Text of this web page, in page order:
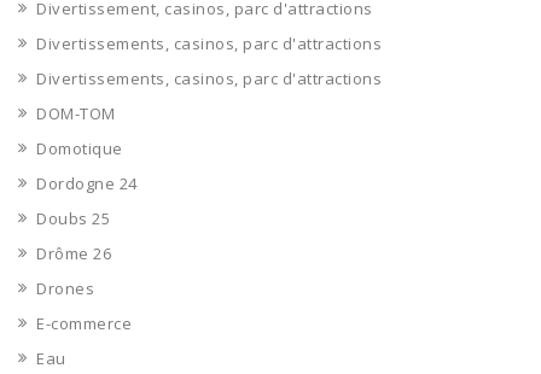
Divertissement, casinos, parc d'attractions
Divertissements, casinos, parc d'attractions
Divertissements, casinos, parc d'attractions
DOM-TOM
Domotique
Dordogne 24
Doubs 25
Drôme 26
Drones
E-commerce
Eau